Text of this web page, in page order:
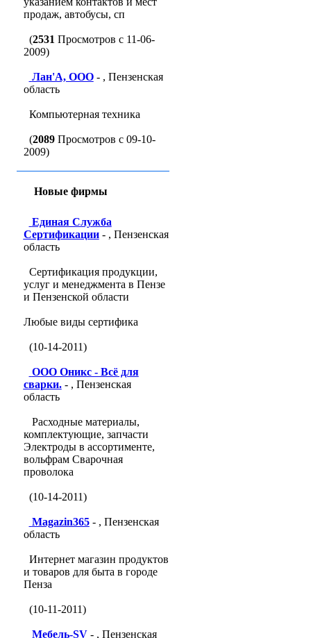
продаж, автобусы, сп
(2531 Просмотров с 11-06-
2009)
Лан'A, ООО- , Пензенская
область
Компьютерная техника
(2089Просмотров с 09-10-
2009)
Новые фирмы
Единая Служба
Сертификации- , Пензенская
область
Сертификация продукции,
услуг и менеджмента в Пензе
и Пензенской области
Любые виды сертифика
(10-14-2011)
ООО Оникс - Всё для
сварки.- , Пензенская
область
Расходные материалы,
комплектующие, запчасти
Электроды в ассортименте,
вольфрам Сварочная
проволока
(10-14-2011)
Magazin365- , Пензенская
область
Интернет магазин продуктов
и товаров для быта в городе
Пенза
(10-11-2011)
Мебель-SV- , Пензенская